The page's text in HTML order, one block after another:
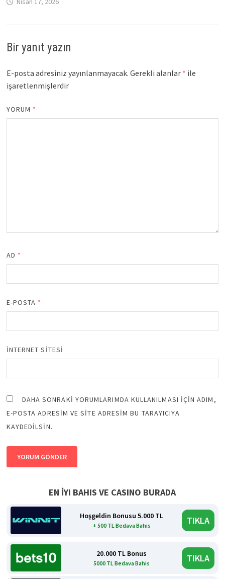
Bir yanıt yazın
E-posta adresiniz yayınlanmayacak. Gerekli alanlar * ile
işaretlenmişlerdir
YORUM *
AD *
E-POSTA *
İNTERNET SITESI
DAHA SONRAKI YORUMLARIMDA KULLANILMASI IÇIN ADIM,
E-POSTA ADRESIM VE SITE ADRESIM BU TARAYICIYA
KAYDEDILSIN.
EN İYI BAHIS VE CASINO BURADA
Hoşgeldin Bonusu 5.000 TL
+ 500 TL Bedava Bahis TIKLA
20.000 TL Bonus
5000 TL Bedava Bahis TIKLA